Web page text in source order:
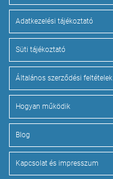
Adatkezelési tájékoztató
Süti tájékoztató
Általános szerződési feltételek
Hogyan működik
Blog
Kapcsolat és impresszum